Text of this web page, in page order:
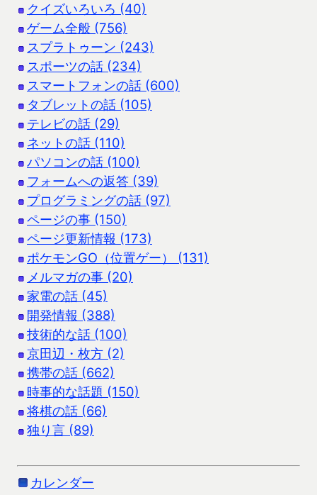
クイズいろいろ (40)
ゲーム全般 (756)
スプラトゥーン (243)
スポーツの話 (234)
スマートフォンの話 (600)
タブレットの話 (105)
テレビの話 (29)
ネットの話 (110)
パソコンの話 (100)
フォームへの返答 (39)
プログラミングの話 (97)
ページの事 (150)
ページ更新情報 (173)
ポケモンGO（位置ゲー） (131)
メルマガの事 (20)
家電の話 (45)
開発情報 (388)
技術的な話 (100)
京田辺・枚方 (2)
携帯の話 (662)
時事的な話題 (150)
将棋の話 (66)
独り言 (89)
カレンダー